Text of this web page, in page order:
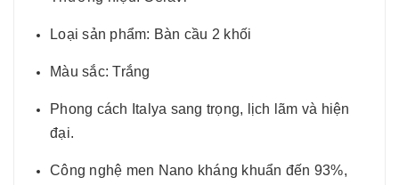
Loại sản phẩm: Bàn cầu 2 khối
Màu sắc: Trắng
Phong cách Italya sang trọng, lịch lãm và hiện
đại.
Công nghệ men Nano kháng khuẩn đến 93%,